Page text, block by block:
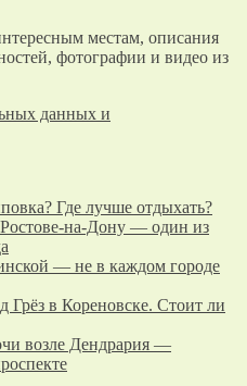
местам, описания
фотографии и видео из
данных и
Где лучше отдыхать?
на-Дону — один из
— не в каждом городе
в Кореновске. Стоит ли
возле Дендрария —